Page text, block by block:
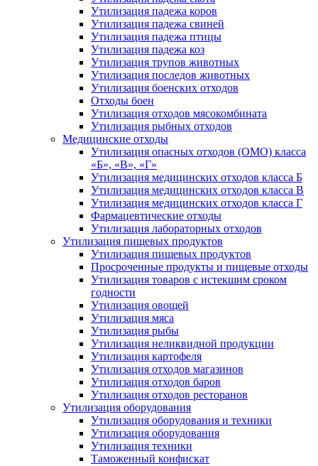
Утилизация падежа коров
Утилизация падежа свиней
Утилизация падежа птицы
Утилизация падежа коз
Утилизация трупов животных
Утилизация последов животных
Утилизация боенских отходов
Отходы боен
Утилизация отходов мясокомбината
Утилизация рыбных отходов
Медицинские отходы
Утилизация опасных отходов (ОМО) класса
«Б», «В», «Г»
Утилизация медицинских отходов класса Б
Утилизация медицинских отходов класса В
Утилизация медицинских отходов класса Г
Фармацевтические отходы
Утилизация лабораторных отходов
Утилизация пищевых продуктов
Утилизация пищевых продуктов
Просроченные продукты и пищевые отходы
Утилизация товаров с истекшим сроком
годности
Утилизация овощей
Утилизация мяса
Утилизация рыбы
Утилизация неликвидной продукции
Утилизация картофеля
Утилизация отходов магазинов
Утилизация отходов баров
Утилизация отходов ресторанов
Утилизация оборудования
Утилизация оборудования и техники
Утилизация оборудования
Утилизация техники
Таможенный конфискат